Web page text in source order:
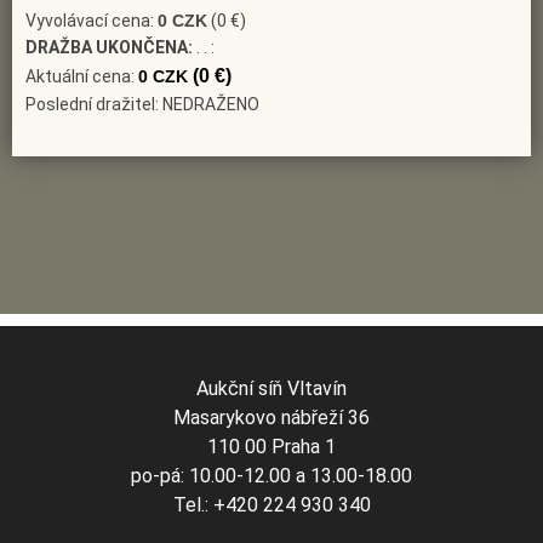
Vyvolávací cena: 0 CZK(0 €)
DRAŽBA UKONČENA: . . :
Aktuální cena: 0 CZK (0 €)
Poslední dražitel: NEDRAŽENO
Aukční síň Vltavín
Masarykovo nábřeží 36
110 00 Praha 1
po-pá: 10.00-12.00 a 13.00-18.00
Tel.: +420 224 930 340